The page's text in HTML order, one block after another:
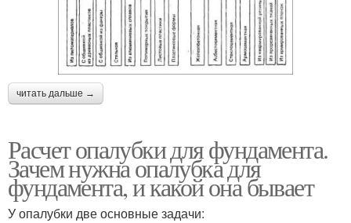
читать дальше →
Расчет опалубки для фундамента.
Зачем нужна опалубка для
фундамента, и какой она бывает
У опалубки две основные задачи: